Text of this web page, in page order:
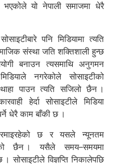
यो नेपाली समाजमा धेरै
पनि मिडियामा त्यति
संस्था जति शक्तिशाली हुन्छ
बनाउन त्यसमाथि अनुगमन
नगरेकोले सोसाइटीको
थाहा पाउन त्यति सजिलो छैन ।
हेर्दा सोसाइटीले मिडिया
धेरै काम बाँकी छ ।
छ र यसले न्यूनतम
छैन । यसैले समय–समयमा
। सोसाइटीले विज्ञप्ति निकालेपछि